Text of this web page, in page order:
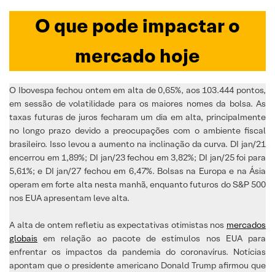
O que pode impactar o
mercado hoje
O Ibovespa fechou ontem em alta de 0,65%, aos 103.444 pontos,
em sessão de volatilidade para os maiores nomes da bolsa. As
taxas futuras de juros fecharam um dia em alta, principalmente
no longo prazo devido a preocupações com o ambiente fiscal
brasileiro. Isso levou a aumento na inclinação da curva. DI jan/21
encerrou em 1,89%; DI jan/23 fechou em 3,82%; DI jan/25 foi para
5,61%; e DI jan/27 fechou em 6,47%. Bolsas na Europa e na Ásia
operam em forte alta nesta manhã, enquanto futuros do S&P 500
nos EUA apresentam leve alta.
A alta de ontem refletiu as expectativas otimistas nos mercados
globais em relação ao pacote de estímulos nos EUA para
enfrentar os impactos da pandemia do coronavírus. Notícias
apontam que o presidente americano Donald Trump afirmou que